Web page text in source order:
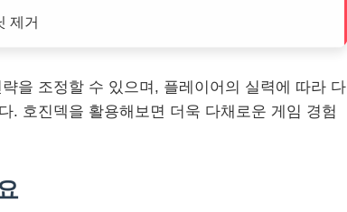
제거
을 조정할 수 있으며, 플레이어의 실력에 따라 다
. 호진덱을 활용해보면 더욱 다채로운 게임 경험